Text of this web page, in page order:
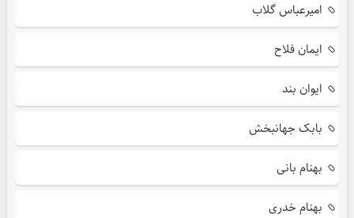
امیرعباس گلاب
ایمان فلاح
ایوان بند
بابک جهانبخش
بهنام بانی
بهنام خدری